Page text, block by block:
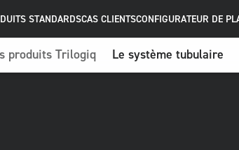
STANDARDSCAS CLIENTSCONFIGURATEUR DE
produits Trilogiq Le système tubulaire